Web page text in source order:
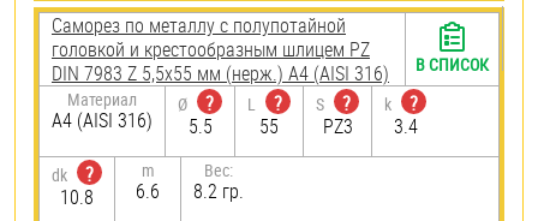
Саморез по металлу с полупотайной
головкой и крестообразным шлицем PZ
DIN 7983 Z 5,5х55 мм (нерж.) A4 (AISI 316)
Материал
A4 (AISI 316)
Ø
?
5.5
L
?
55
S
?
PZ3
k
?
3.4
dk
?
10.8
m
6.6
Вес:
8.2 гр.
В СПИСОК